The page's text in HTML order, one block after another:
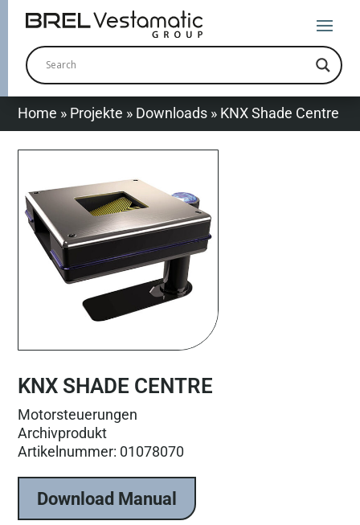
Home » Projekte » Downloads » KNX Shade Centre
KNX SHADE CENTRE
Motorsteuerungen
Archivprodukt
Artikelnummer: 01078070
Download Manual